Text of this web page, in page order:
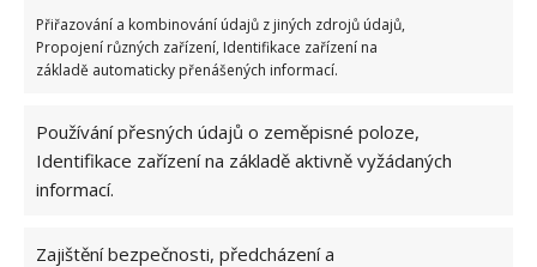
Přiřazování a kombinování údajů z jiných zdrojů údajů,
Propojení různých zařízení, Identifikace zařízení na
základě automaticky přenášených informací.
Používání přesných údajů o zeměpisné poloze,
Identifikace zařízení na základě aktivně vyžádaných
informací.
Zajištění bezpečnosti, předcházení a
Využití dešťové vody v domácnosti: Tři
způsoby, jak její měkkost promění váš úklid
Přepnutím oken do letního režimu snadno